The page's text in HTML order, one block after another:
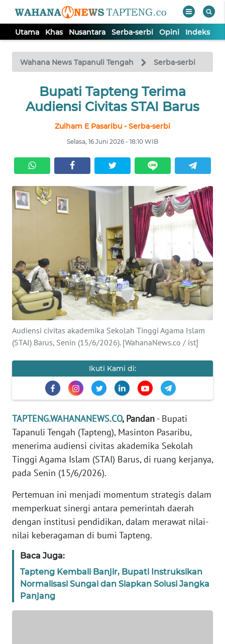
Utama Khas Nusantara Serba-serbi Opini Indeks
Wahana News Tapanuli Tengah Serba-serbi
Bupati Tapteng Terima
Audiensi Civitas STAI Barus
Zulham E Pasaribu - Serba-serbi
Selasa, 16 Juni 2026 - 18:10 WIB
Audiensi civitas akademika Sekolah Tinggi Agama Islam
(STAI) Barus, Senin (15/6/2026). [WahanaNews.co / ist]
Ikuti Kami di:
TAPTENG.WAHANANEWS.CO, Pandan - Bupati
Tapanuli Tengah (Tapteng), Masinton Pasaribu,
menerima audiensi civitas akademika Sekolah
Tinggi Agama Islam (STAI) Barus, di ruang kerjanya,
pada Senin (15/6/2026).
Pertemuan ini menjadi momentum strategis dalam
memperkuat sinergi antara pemerintah daerah
dengan institusi pendidikan, dalam merawat nilai-
nilai keberagaman di bumi Tapteng.
Baca Juga:
Tapteng Kembali Banjir, Bupati Instruksikan
Normalisasi Sungai dan Siapkan Solusi Jangka
Panjang
TV
Tutup
SERBA-
SERBI
OPINI
INDEKS
BERITA
KONTAK
KAMI
IKLAN
MEDIA
SIBER
REDAKSI
DISCLAIMER
Wahana
News
Regional
WN
SUMUT